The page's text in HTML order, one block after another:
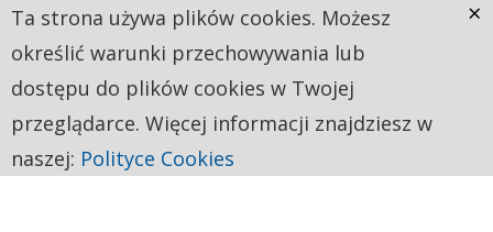
Ta strona używa plików cookies. Możesz
określić warunki przechowywania lub
dostępu do plików cookies w Twojej
przeglądarce. Więcej informacji znajdziesz w
naszej: Polityce Cookies
×